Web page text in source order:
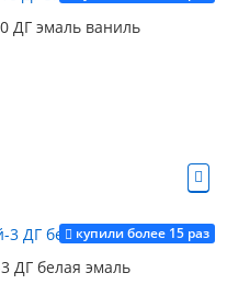
ДГ эмаль ваниль
купили более 15 раз
ДГ белая эмаль